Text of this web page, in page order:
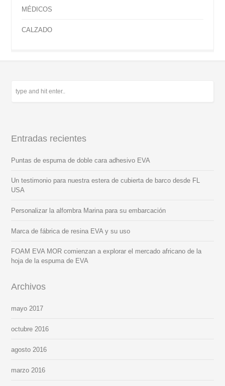
MÉDICOS
CALZADO
Entradas recientes
Puntas de espuma de doble cara adhesivo EVA
Un testimonio para nuestra estera de cubierta de barco desde FL
USA
Personalizar la alfombra Marina para su embarcación
Marca de fábrica de resina EVA y su uso
FOAM EVA MOR comienzan a explorar el mercado africano de la
hoja de la espuma de EVA
Archivos
mayo 2017
octubre 2016
agosto 2016
marzo 2016